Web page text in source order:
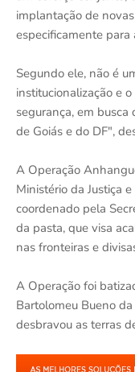
implantação de
especificamente para
Segundo ele, não é
institucionalização e
segurança, em
de Goiás e do DF",
A Operação
Ministério da Justiça
coordenado pela
da pasta, que visa
nas fronteiras e
A Operação foi
Bartolomeu Bueno
desbravou as terras